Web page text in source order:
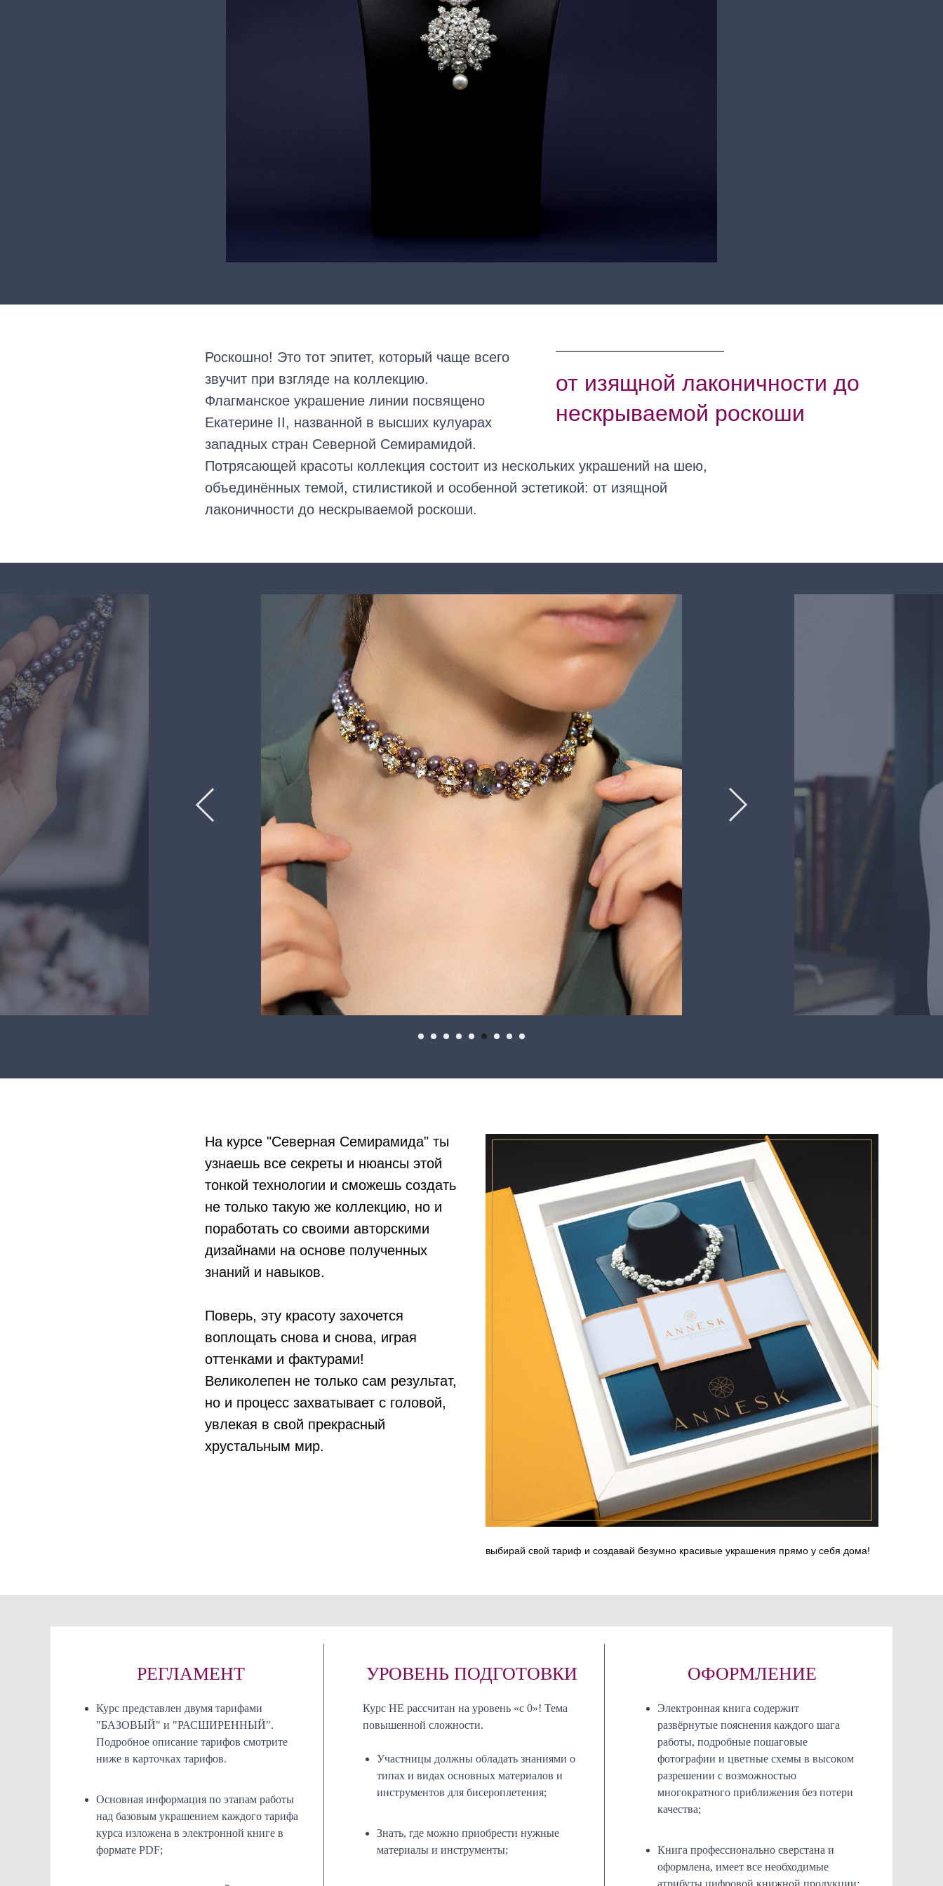
от изящной лаконичности до
нескрываемой роскоши
Роскошно! Это тот эпитет, который чаще всего
звучит при взгляде на коллекцию.
Флагманское украшение линии посвящено
Екатерине II, названной в высших кулуарах
западных стран Северной Семирамидой.
Потрясающей красоты коллекция состоит из нескольких украшений на шею,
объединённых темой, стилистикой и особенной эстетикой: от изящной
лаконичности до нескрываемой роскоши.
На курсе "Северная Семирамида" ты
узнаешь все секреты и нюансы этой
тонкой технологии и сможешь создать
не только такую же коллекцию, но и
поработать со своими авторскими
дизайнами на основе полученных
знаний и навыков.
Поверь, эту красоту захочется
воплощать снова и снова, играя
оттенками и фактурами!
Великолепен не только сам результат,
но и процесс захватывает с головой,
увлекая в свой прекрасный
хрустальным мир.
выбирай свой тариф и создавай безумно красивые украшения прямо у себя дома!
РЕГЛАМЕНТ
‌Курс представлен двумя тарифами
"БАЗОВЫЙ" и "РАСШИРЕННЫЙ".
Подробное описание тарифов смотрите
ниже в карточках тарифов.
Основная информация по этапам работы
над базовым украшением каждого тарифа
курса изложена в электронной книге в
формате PDF;
УРОВЕНЬ ПОДГОТОВКИ
Курс НЕ рассчитан на уровень «с 0»! Тема
повышенной сложности.
Участницы должны обладать знаниями о
типах и видах основных материалов и
инструментов для бисероплетения;
‌Знать, где можно приобрести нужные
материалы и инструменты;
ОФОРМЛЕНИЕ
Электронная книга содержит
развёрнутые пояснения каждого шага
работы, подробные пошаговые
фотографии и цветные схемы в высоком
разрешении с возможностью
многократного приближения без потери
качества;
Книга профессионально сверстана и
оформлена, имеет все необходимые
атрибуты цифровой книжной продукции;